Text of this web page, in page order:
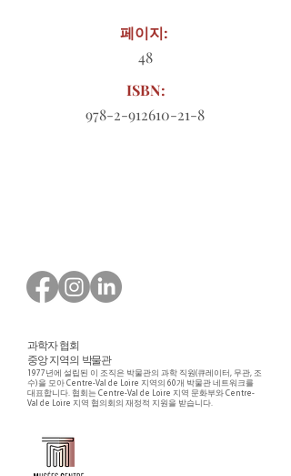
페이지:
48
ISBN:
978-2-912610-21-8
과학자 협회
중앙 지역의 박물관
1977년에 설립된 이 조직은 박물관의 과학 직원(큐레이터, 무관, 조
수)을 모아 Centre-Val de Loire 지역의 60개 박물관 네트워크를
대표합니다. 협회는 Centre-Val de Loire 지역 문화부와 Centre-
Val de Loire 지역 협의회의 재정적 지원을 받습니다.